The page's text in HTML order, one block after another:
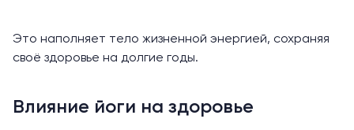
Это наполняет тело жизненной энергией, сохраняя
своё здоровье на долгие годы.
Влияние йоги на здоровье